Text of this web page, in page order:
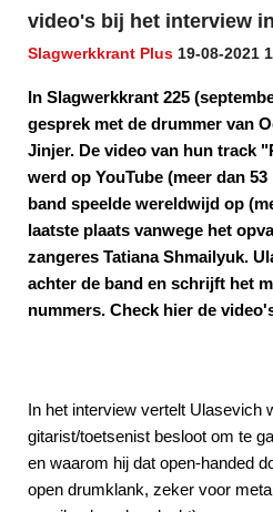
video's bij het interview
Slagwerkkrant Plus 19-08-2021
In Slagwerkkrant 225
gesprek met de drummer van
Jinjer. De video van hun track
werd op YouTube (meer dan
band speelde wereldwijd op
laatste plaats vanwege het
zangeres Tatiana Shmailyuk.
achter de band en schrijft het
nummers. Check hier de
In het interview vertelt Ulasevich
gitarist/toetsenist besloot om te
en waarom hij dat open-handed
open drumklank, zeker voor